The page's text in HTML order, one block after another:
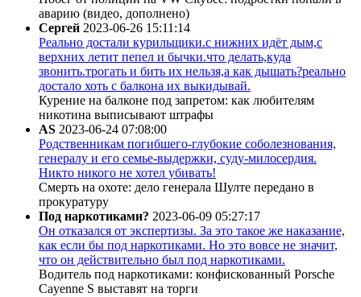
аварию (видео, дополнено)
Сергей 2023-06-26 15:11:14
Реально достали курильщики.с нижних идёт дым,с
верхних летит пепел и бычки.что делать,куда
звонить.трогать и бить их нельзя,а как дышать?реально
достало хоть с балкона их выкидывай.
Курение на балконе под запретом: как любителям
никотина выписывают штрафы
AS 2023-06-24 07:08:00
Родственникам погибшего-глубокие соболезнования,
генералу и его семье-выдержки, суду-милосердия.
Никто никого не хотел убивать!
Смерть на охоте: дело генерала Шулте передано в
прокуратуру
Под наркотиками? 2023-06-09 05:27:17
Он отказался от экспертизы. За это такое же наказание,
как если бы под наркотиками. Но это вовсе не значит,
что он действительно был под наркотиками.
Водитель под наркотиками: конфискованный Porsche
Cayenne S выставят на торги